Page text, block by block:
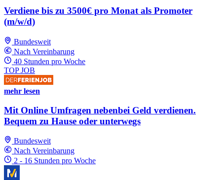
Verdiene bis zu 3500€ pro Monat als Promoter
(m/w/d)
Bundesweit
Nach Vereinbarung
40 Stunden pro Woche
TOP JOB
mehr lesen
Mit Online Umfragen nebenbei Geld verdienen.
Bequem zu Hause oder unterwegs
Bundesweit
Nach Vereinbarung
2 - 16 Stunden pro Woche